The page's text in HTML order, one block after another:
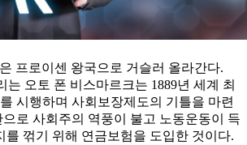
프로이센 왕국으로 거슬러 올라간다.
는 오토 폰 비스마르크는 1889년 세계 최
시행하며 사회보장제도의 기틀을 마련
로 사회주의 역풍이 불고 노동운동이 득
를 꺾기 위해 연금보험을 도입한 것이다.